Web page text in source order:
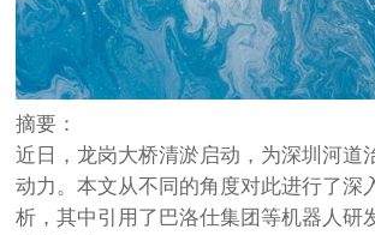
摘要：
近日，龙岗大桥清淤启动，为深圳河道
动力。本文从不同的角度对此进行了深
析，其中引用了巴洛仕集团等机器人研